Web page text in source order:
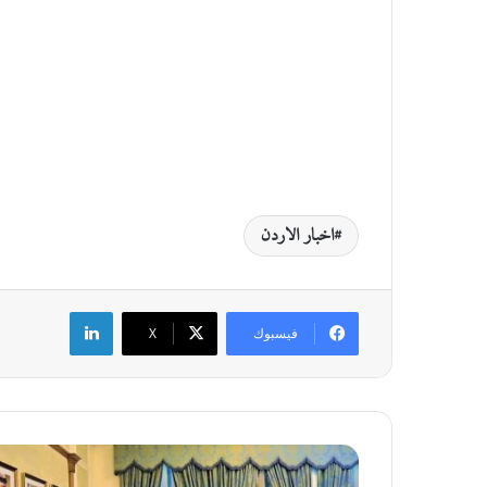
اخبار الاردن
فيسبوك ‫X
م
ا